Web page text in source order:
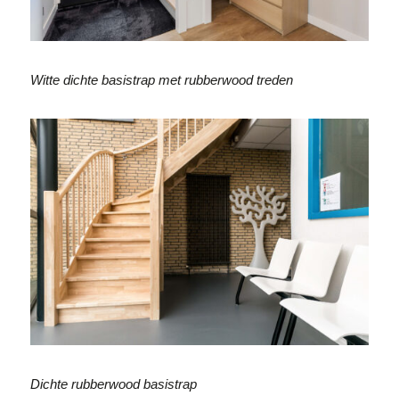
Witte dichte basistrap met rubberwood treden
Dichte rubberwood basistrap